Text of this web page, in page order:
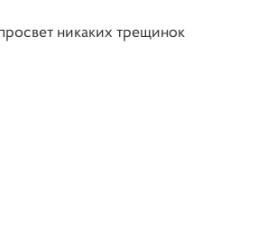
никаких трещинок